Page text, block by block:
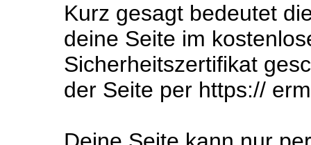
Kurz gesagt bedeutet
deine Seite im
Sicherheitszertifikat
der Seite per https://